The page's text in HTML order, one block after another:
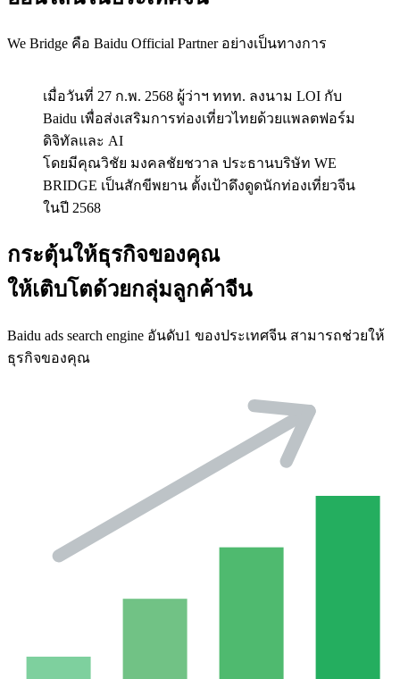
We Bridge คือ Baidu Official Partner อย่างเป็นทางการ
เมื่อวันที่ 27 ก.พ. 2568 ผู้ว่าฯ ททท. ลงนาม LOI กับ
Baidu เพื่อส่งเสริมการท่องเที่ยวไทยด้วยแพลตฟอร์ม
ดิจิทัลและ AI
โดยมีคุณวิชัย มงคลชัยชวาล ประธานบริษัท WE
BRIDGE เป็นสักขีพยาน ตั้งเป้าดึงดูดนักท่องเที่ยวจีน
ในปี 2568
กระตุ้นให้ธุรกิจของคุณ
ให้เติบโตด้วยกลุ่มลูกค้าจีน
Baidu ads search engine อันดับ1 ของประเทศจีน สามารถช่วยให้
ธุรกิจของคุณ